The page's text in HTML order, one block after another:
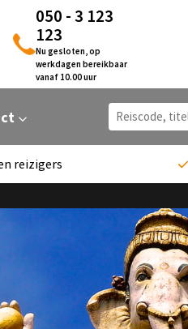
050 - 3 123
123
Nu gesloten, op
werkdagen bereikbaar
vanaf 10.00 uur
reizigers